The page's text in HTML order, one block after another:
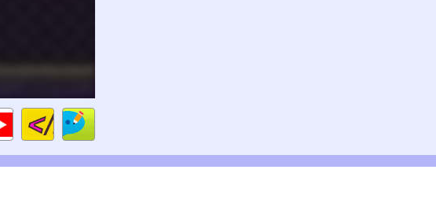
Code
HTML
Gameplays